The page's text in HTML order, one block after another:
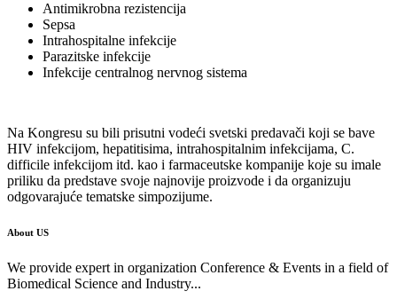
Antimikrobna rezistencija
Sepsa
Intrahospitalne infekcije
Parazitske infekcije
Infekcije centralnog nervnog sistema
Na Kongresu su bili prisutni vodeći svetski predavači koji se bave
HIV infekcijom, hepatitisima, intrahospitalnim infekcijama, C.
difficile infekcijom itd. kao i farmaceutske kompanije koje su imale
priliku da predstave svoje najnovije proizvode i da organizuju
odgovarajuće tematske simpozijume.
About US
We provide expert in organization Conference & Events in a field of
Biomedical Science and Industry...